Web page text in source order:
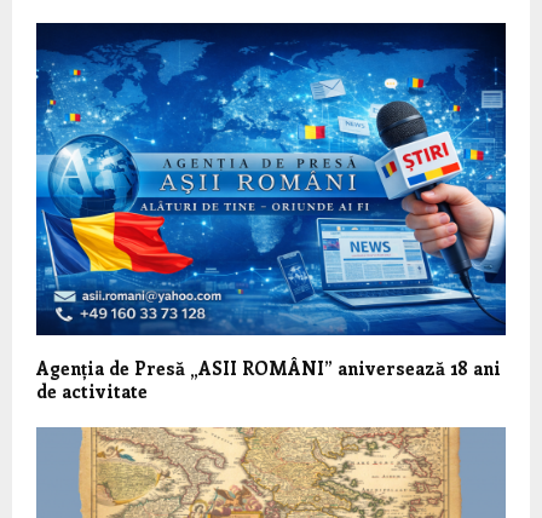
Agenția de Presă „ASII ROMÂNI” aniversează 18 ani
de activitate